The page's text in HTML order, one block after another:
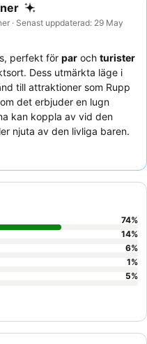
· Senast uppdaterad: 29 May
perfekt för par och turister
Dess utmärkta läge i
till attraktioner som Rupp
det erbjuder en lugn
kan koppla av vid den
njuta av den livliga baren.
högt rankade kostnadsfria
att boka ett rum med
74%
14%
6%
1%
5%